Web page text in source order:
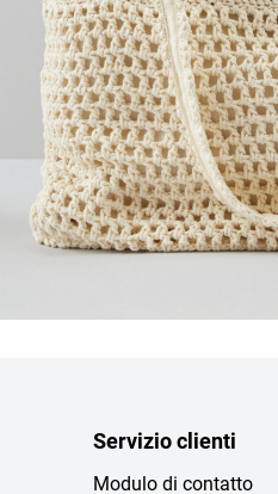
Servizio clienti
Modulo di contatto